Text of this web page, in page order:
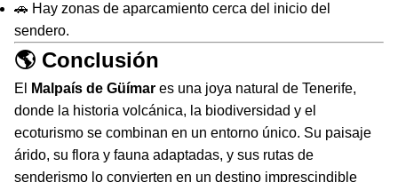
🚗 Hay zonas de aparcamiento cerca del inicio del
sendero.
🌎 Conclusión
El Malpaís de Güímar es una joya natural de Tenerife,
donde la historia volcánica, la biodiversidad y el
ecoturismo se combinan en un entorno único. Su paisaje
árido, su flora y fauna adaptadas, y sus rutas de
senderismo lo convierten en un destino imprescindible